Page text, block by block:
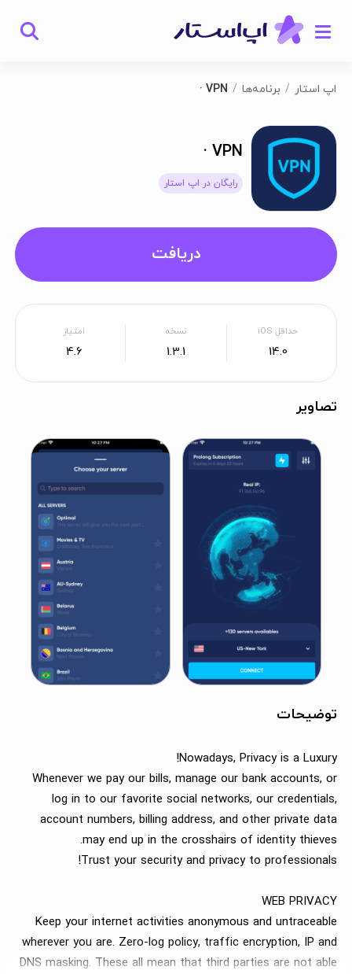
اپ استار برنامه‌ها VPN ·
VPN ·
رایگان در اپ استار
دریافت
حداقل iOS
14.0
نسخه
1.3.1
امتیاز
4.6
تصاویر
توضیحات
Nowadays, Privacy is a Luxury!
Whenever we pay our bills, manage our bank accounts, or
log in to our favorite social networks, our credentials,
account numbers, billing address, and other private data
may end up in the crosshairs of identity thieves.
Trust your security and privacy to professionals!
WEB PRIVACY
Keep your internet activities anonymous and untraceable
wherever you are. Zero-log policy, traffic encryption, IP and
DNS masking. These all mean that third parties are not able